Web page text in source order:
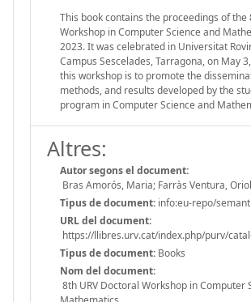
This book contains the proceedings of the
Workshop in Computer Science and
2023. It was celebrated in Universitat
Campus Sescelades, Tarragona, on May
this workshop is to promote the
methods, and results developed by the
program in Computer Science and
Altres:
Autor segons el document:
Bras Amorós, Maria; Farràs Ventura, Oriol
Tipus de document: info:eu-repo/
URL del document:
https://llibres.urv.cat/index.php/purv/
Tipus de document: Books
Nom del document:
8th URV Doctoral Workshop in Computer